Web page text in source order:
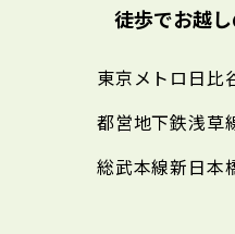
徒歩でお越
東京メトロ日
都営地下鉄浅草
総武本線新日本